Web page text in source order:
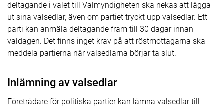
deltagande i valet till Valmyndigheten ska nekas att lägga
ut sina valsedlar, även om partiet tryckt upp valsedlar. Ett
parti kan anmäla deltagande fram till 30 dagar innan
valdagen. Det finns inget krav på att röstmottagarna ska
meddela partierna när valsedlarna börjar ta slut.
Inlämning av valsedlar
Företrädare för politiska partier kan lämna valsedlar till